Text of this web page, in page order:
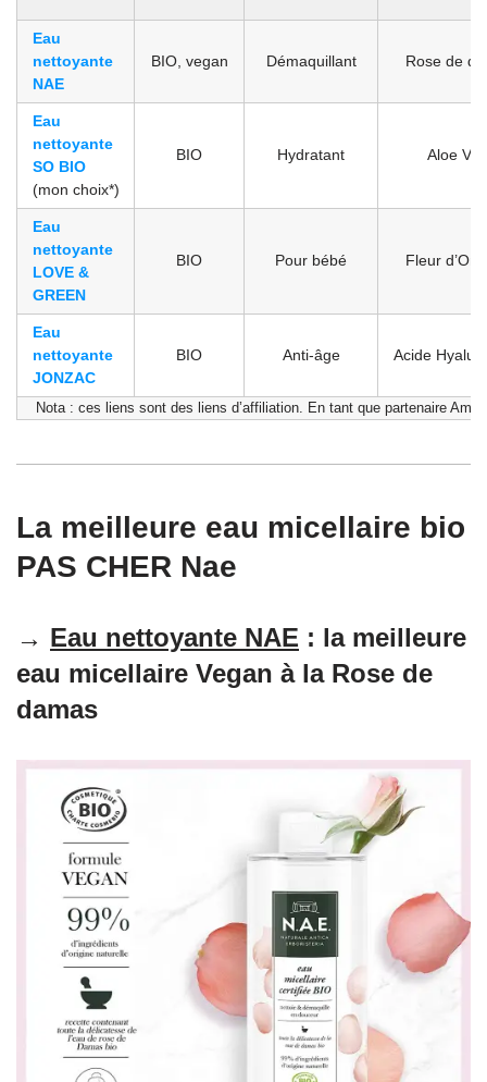
Eau
nettoyante
NAE
BIO, vegan Démaquillant Rose de
Eau
nettoyante
SO BIO
(mon choix*)
BIO Hydratant Aloe
Eau
nettoyante
LOVE &
GREEN
BIO Pour bébé Fleur
Eau
nettoyante
JONZAC
BIO Anti-âge Acide
Nota : ces liens sont des liens d’affiliation. En tant que partenaire
La meilleure eau micellaire bio
PAS CHER Nae
→ Eau nettoyante NAE : la meilleure
eau micellaire Vegan à la Rose de
damas